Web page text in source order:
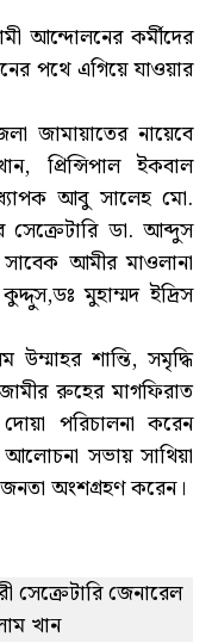
আন্দোলনের কর্মীদের
পথে এগিয়ে যাওয়ার
জামায়াতের নায়েবে
প্রিন্সিপাল ইকবাল
আবু সালেহ মো.
সেক্রেটারি ডা. আব্দুস
সাবেক আমীর মাওলানা
মুহাম্মদ ইদ্রিস
শান্তি, সমৃদ্ধি
রুহের মাগফিরাত
পরিচালনা করেন
আলোচনা সভায় সাথিয়া
জনতা অংশগ্রহণ করেন।
সেক্রেটারি জেনারেল
খান